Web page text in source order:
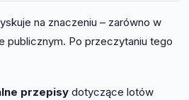
na znaczeniu – zarówno w
publicznym. Po przeczytaniu tego
przepisydotyczące lotów